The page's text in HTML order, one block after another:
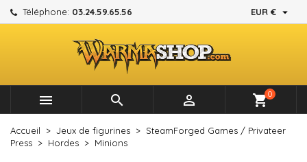
Téléphone: 03.24.59.65.56 EUR € 
   shopping_cart0
Accueil Jeux de figurines
SteamForged Games / Privateer
Press
Hordes Minions
Mes listes d'envies ×
Créer une nouvelle liste
((modalTitle)) ×
((confirmMessage))
((cancelText)) ((modalDeleteText))
Créer une liste d'envies ×
Nom de la liste d'envies
Annuler Créer une liste d'envies
Connexion ×
Vous devez être connecté pour ajouter des produits à
votre liste d'envies.